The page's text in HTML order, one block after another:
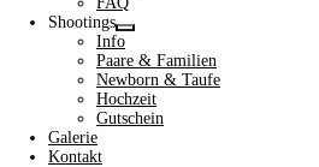
Shootings
Show
sub
menu
Info
Paare & Familien
Newborn & Taufe
Hochzeit
Gutschein
Galerie
Kontakt